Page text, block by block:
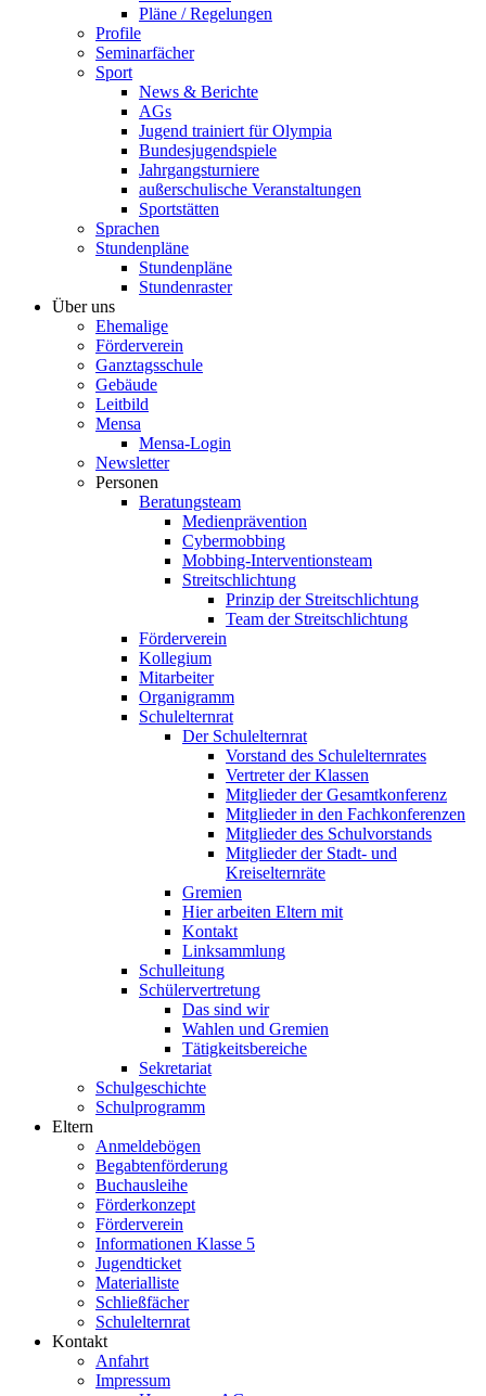
Pläne / Regelungen
Profile
Seminarfächer
Sport
News & Berichte
AGs
Jugend trainiert für Olympia
Bundesjugendspiele
Jahrgangsturniere
außerschulische Veranstaltungen
Sportstätten
Sprachen
Stundenpläne
Stundenpläne
Stundenraster
Über uns
Ehemalige
Förderverein
Ganztagsschule
Gebäude
Leitbild
Mensa
Mensa-Login
Newsletter
Personen
Beratungsteam
Medienprävention
Cybermobbing
Mobbing-Interventionsteam
Streitschlichtung
Prinzip der Streitschlichtung
Team der Streitschlichtung
Förderverein
Kollegium
Mitarbeiter
Organigramm
Schulelternrat
Der Schulelternrat
Vorstand des Schulelternrates
Vertreter der Klassen
Mitglieder der Gesamtkonferenz
Mitglieder in den Fachkonferenzen
Mitglieder des Schulvorstands
Mitglieder der Stadt- und
Kreiselternräte
Gremien
Hier arbeiten Eltern mit
Kontakt
Linksammlung
Schulleitung
Schülervertretung
Das sind wir
Wahlen und Gremien
Tätigkeitsbereiche
Sekretariat
Schulgeschichte
Schulprogramm
Eltern
Anmeldebögen
Begabtenförderung
Buchausleihe
Förderkonzept
Förderverein
Informationen Klasse 5
Jugendticket
Materialliste
Schließfächer
Schulelternrat
Kontakt
Anfahrt
Impressum